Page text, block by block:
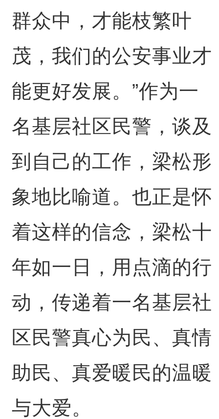
群众中，才能枝繁叶
茂，我们的公安事业才
能更好发展。”作为一
名基层社区民警，谈及
到自己的工作，梁松形
象地比喻道。也正是怀
着这样的信念，梁松十
年如一日，用点滴的行
动，传递着一名基层社
区民警真心为民、真情
助民、真爱暖民的温暖
与大爱。